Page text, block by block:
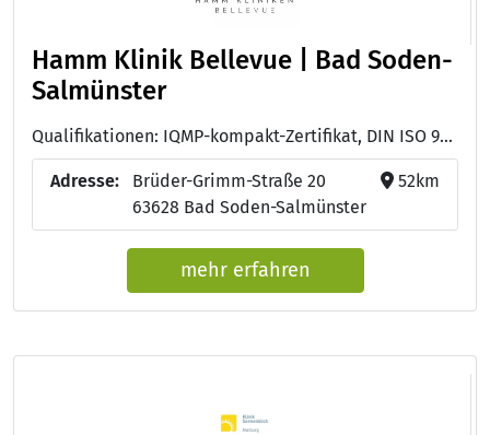
Hamm Klinik Bellevue | Bad Soden-
Salmünster
Qualifikationen: IQMP-kompakt-Zertifikat, DIN ISO 9001:2015, Managementanforderungen der BGW zum Arbeitsschutz (MAAS BGW)
Adresse:
Brüder-Grimm-Straße 20
63628 Bad Soden-Salmünster
52km
mehr erfahren